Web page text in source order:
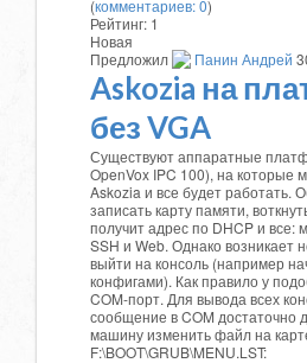
(комментариев: 0)
Рейтинг: 1
Новая
Предложил
Панин Андрей
Askozia на
без VGA
Существуют аппаратные
OpenVox IPC 100), на которые
Askozia и все будет работать.
записать карту памяти,
получит адрес по DHCP и все:
SSH и Web. Однако возникает
выйти на консоль (например
конфигами). Как правило у
COM-порт. Для вывода всех
сообщение в COM достаточно
машину изменить файл на
F:\BOOT\GRUB\MENU.LST: